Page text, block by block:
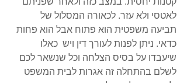
לאטסי ולא עזר. לכאורה המסלול של
תביעה משפטית הוא פתוח אבל הוא פחות
כדאי. ניתן לפנות לעורך דין ויש  כאלו
שיעבדו על בסיס הצלחה וכל שנשאר לכם
לשלם בהתחלה זה אגרות לבית המשפט